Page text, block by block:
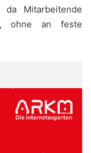
da Mitarbeitende
ohne an feste